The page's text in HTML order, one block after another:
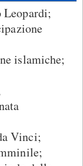
islamiche;
Vinci;